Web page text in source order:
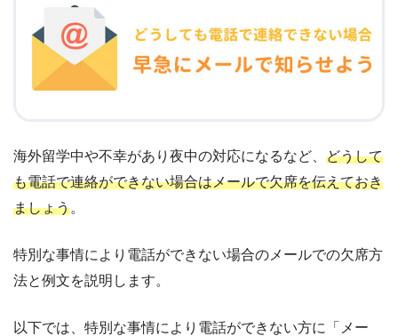
海外留学中や不幸があり夜中の対応になるなど、 どうして
も電話で連絡ができない場合はメールで欠席を伝えておき
ましょう。
特別な事情により電話ができない場合のメールでの欠席方
法と例文を説明します。
以下では、特別な事情により電話ができない方に「メー